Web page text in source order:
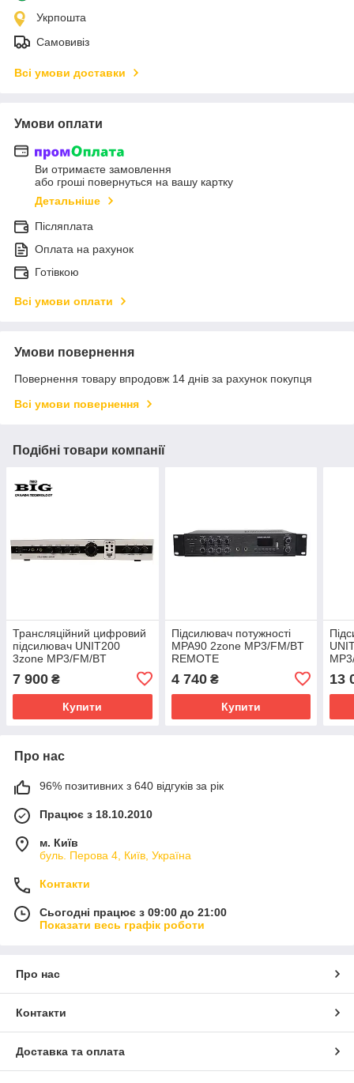
Укрпошта
Самовивіз
Всі умови доставки
Умови оплати
Ви отримаєте замовлення
або гроші повернуться на вашу картку
Детальніше
Післяплата
Оплата на рахунок
Готівкою
Всі умови оплати
Умови повернення
Повернення товару впродовж 14 днів за рахунок покупця
Всі умови повернення
Подібні товари компанії
Трансляційний цифровий
підсилювач UNIT200
3zone MP3/FM/BT
7 900 ₴
Купити
Підсилювач потужності
MPA90 2zone MP3/FM/BT
REMOTE
4 740₴
Купити
13
Про нас
96% позитивних з 640 відгуків за рік
Працює з 18.10.2010
м. Київ
буль. Перова 4, Київ, Україна
Контакти
Сьогодні працює з 09:00 до 21:00
Показати весь графік роботи
Про нас
Контакти
Доставка та оплата